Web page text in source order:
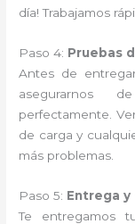
día! Trabajamos
Paso 4: Pruebas
Antes de
asegurarnos
perfectamente.
de carga y
más problemas.
Paso 5: Entrega y
Te entregamos